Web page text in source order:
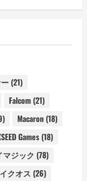
(21)
Falcom (21)
Macaron (18)
Games (18)
マジック (78)
イクオス (26)